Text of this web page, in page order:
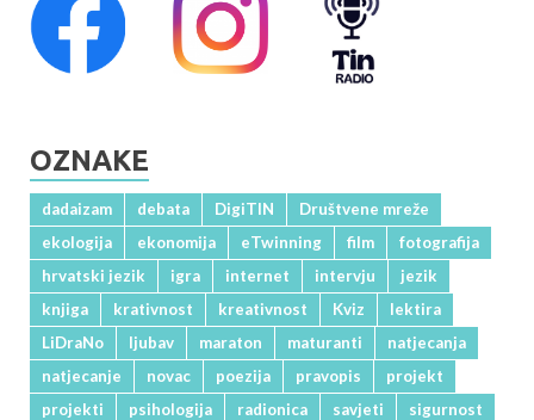
OZNAKE
dadaizam debata DigiTIN
Društvene mreže
ekologija
ekonomija eTwinning film
fotografija
hrvatski jezik
igra internet intervju
jezik
knjiga
krativnost kreativnost Kviz
lektira
LiDraNo
ljubav maraton maturanti
natjecanja
natjecanje
novac poezija pravopis
projekt
projekti
psihologija radionica savjeti
sigurnost